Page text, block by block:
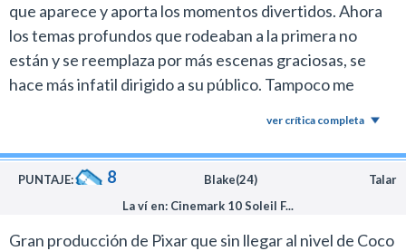
que aparece y aporta los momentos divertidos. Ahora
los temas profundos que rodeaban a la primera no
están y se reemplaza por más escenas graciosas, se
hace más infatil dirigido a su público. Tampoco me
estructura que la anterior solo que se intercambiaron
los roles.
ver crítica completa
PUNTAJE: 8 Blake(24)
Talar
La ví en: Cinemark 10 Soleil F...
Gran producción de Pixar que sin llegar al nivel de Coco